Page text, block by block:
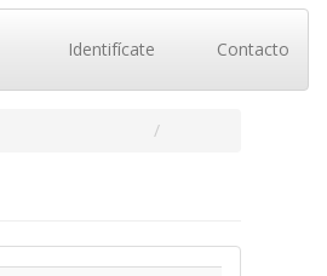
Identifícate Contacto